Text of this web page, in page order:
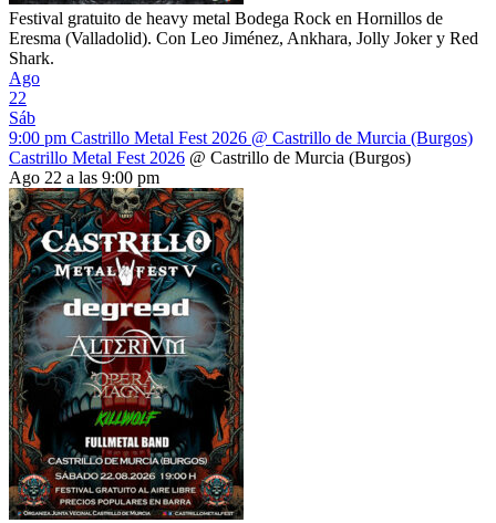
Festival gratuito de heavy metal Bodega Rock en Hornillos de
Eresma (Valladolid). Con Leo Jiménez, Ankhara, Jolly Joker y Red
Shark.
Ago
22
Sáb
9:00 pm Castrillo Metal Fest 2026 @ Castrillo de Murcia (Burgos)
Castrillo Metal Fest 2026 @ Castrillo de Murcia (Burgos)
Ago 22 a las 9:00 pm